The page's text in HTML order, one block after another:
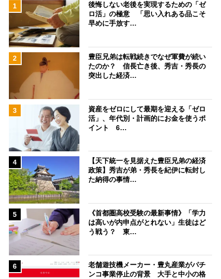
1
後悔しない老後を実現するための「ゼ
ロ活」の極意 「思い入れある品こそ
早めに手放す…
2
豊臣兄弟は転戦続きでなぜ軍費が続い
たのか？ 信長亡き後、秀吉・秀長の
突出した経済…
3
資産をゼロにして最期を迎える「ゼロ
活」、年代別・計画的にお金を使うポ
イント 6…
4
【天下統一を見据えた豊臣兄弟の経済
政策】秀吉が弟・秀長を紀伊に転封し
た納得の事情…
5
《首都圏高校受験の最新事情》「学力
は高いが内申点がとれない」生徒はど
う戦う？ 東…
6
老舗遊技機メーカー・豊丸産業がパチ
ンコ事業停止の背景 大手と中小の格